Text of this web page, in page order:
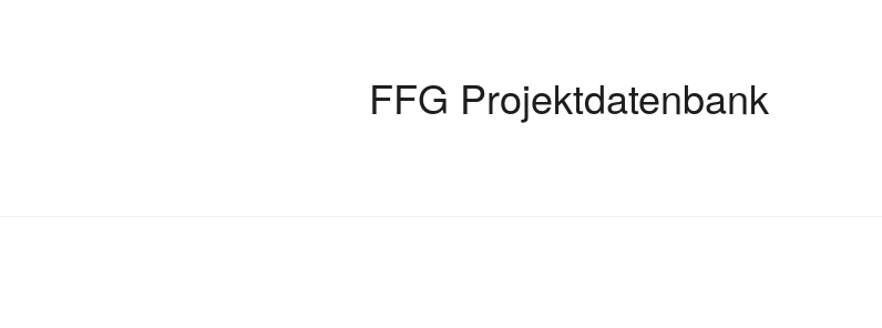
FFG Projektdatenbank